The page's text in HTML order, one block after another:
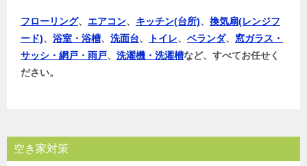
フローリング、 エアコン、 キッチン(台所)、 換気扇(レンジフ
ード)、 浴室・浴槽、 洗面台、 トイレ、 ベランダ、 窓ガラス・
サッシ・網戸・雨戸、 洗濯機・洗濯槽など、すべてお任せく
ださい。
空き家対策